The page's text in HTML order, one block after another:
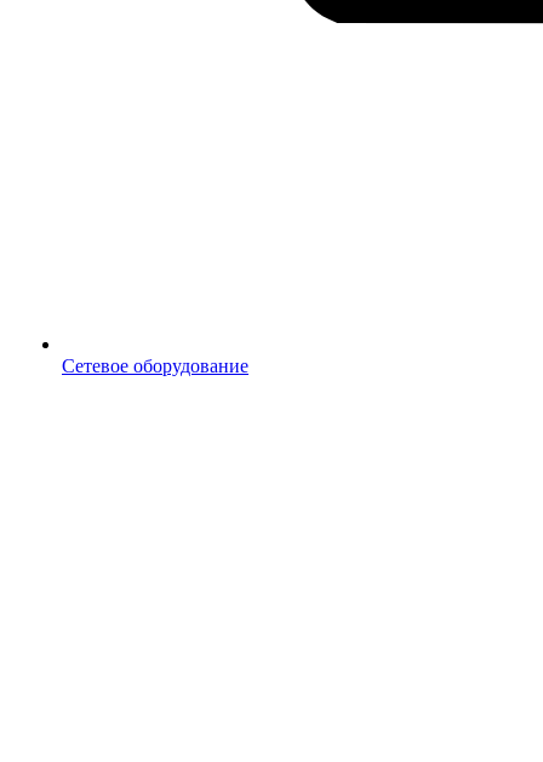
Сетевое оборудование